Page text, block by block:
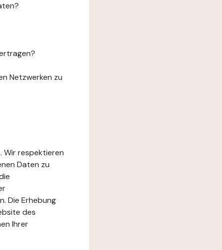
Netzwerken zu
Wir respektieren
Daten zu
Die Erhebung
des
Ihrer